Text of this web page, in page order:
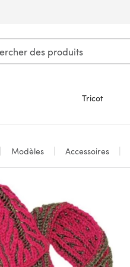
Tricot
Modèles Accessoires